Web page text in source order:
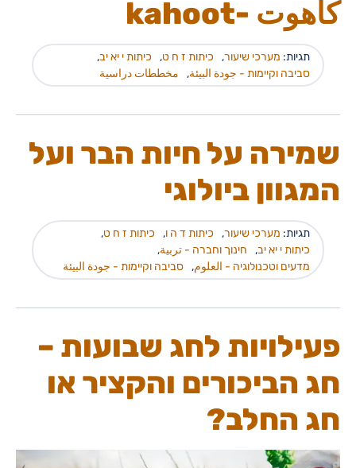
كاهوت -kahoot
תגיות: מערכי שיעור, כיתות ז ח ט, כיתות י יא יב,
סביבה וקיימות - جودة البيئة, مخططات دراسية
שמירה על חיות הבר ועל
המגוון ביולוגי
תגיות: מערכי שיעור, כיתות ד ה ו, כיתות ז ח ט,
כיתות י יא יב, חינוך וחברה - تربية,
מדעים וטכנולוגיה - العلوم, סביבה וקיימות - جودة البيئة
פעילויות לחג שבועות –
חג הביכורים והקציר או
חג החלב?